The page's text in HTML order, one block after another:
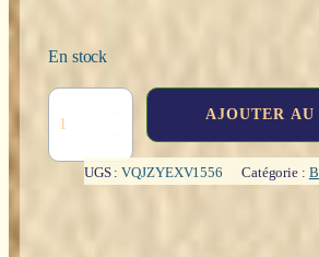
En stock
AJOUTER AU
UGS :VQJZYEXV1556 Catégorie :